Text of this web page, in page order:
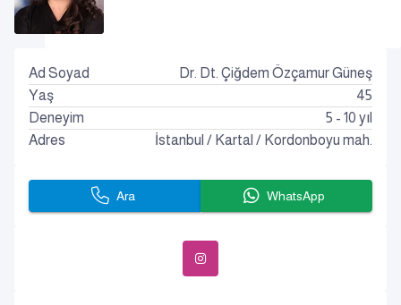
Ad Soyad
Dr. Dt. Çiğdem Özçamur Güneş
Yaş
45
Deneyim
5 - 10 yıl
Adres
İstanbul / Kartal / Kordonboyu mah.
Ara WhatsApp